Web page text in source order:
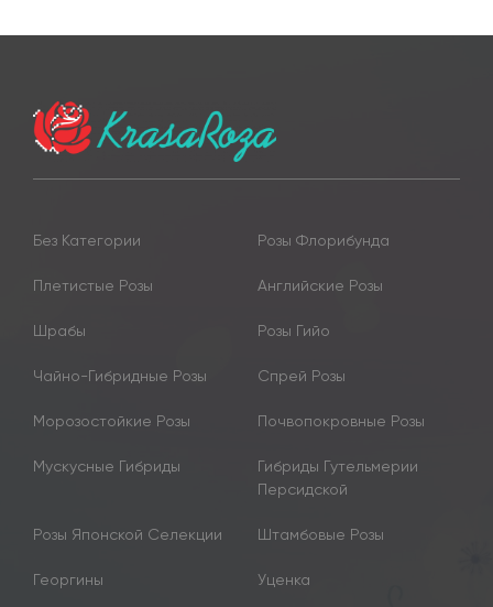
Без Категории Розы Флорибунда
Плетистые Розы Английские Розы
Шрабы Розы Гийо
Чайно-Гибридные Розы Спрей Розы
Морозостойкие Розы Почвопокровные Розы
Мускусные Гибриды
Гибриды Гутельмерии
Персидской
Розы Японской Селекции Штамбовые Розы
Георгины Уценка